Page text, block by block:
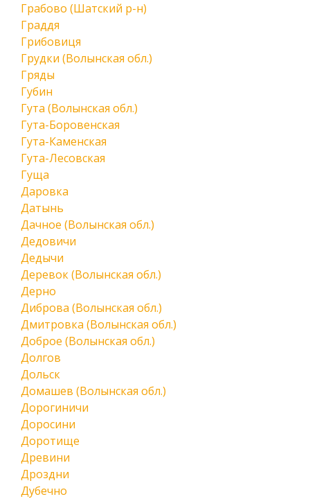
Грабово (Шатский р-н)
Граддя
Грибовиця
Грудки (Волынская обл.)
Гряды
Губин
Гута (Волынская обл.)
Гута-Боровенская
Гута-Каменская
Гута-Лесовская
Гуща
Даровка
Датынь
Дачное (Волынская обл.)
Дедовичи
Дедычи
Деревок (Волынская обл.)
Дерно
Диброва (Волынская обл.)
Дмитровка (Волынская обл.)
Доброе (Волынская обл.)
Долгов
Дольск
Домашев (Волынская обл.)
Дорогиничи
Доросини
Доротище
Древини
Дроздни
Дубечно